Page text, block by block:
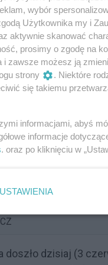
dzisiaj (3
wybór
Użytkownika my i
aktywnie skanować
prosimy o zgodę na
i zawsze możesz ją
strony
. Niektóre
się takiemu
informacjami, abyś
informacje
. oraz po kliknięciu w
USTAWIENIA